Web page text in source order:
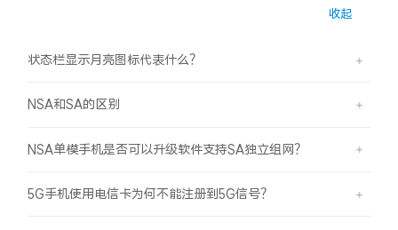
收起
状态栏显示月亮图标代表什么？
NSA和SA的区别
NSA单模手机是否可以升级软件支持SA独立组网？
5G手机使用电信卡为何不能注册到5G信号？